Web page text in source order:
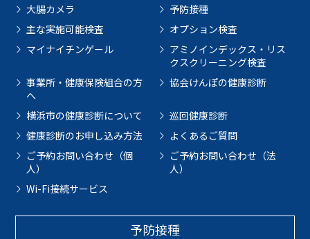
大腸カメラ
予防接種
主な実施可能検査
オプション検査
マイナイチンゲール
アミノインデックス・リス
クスクリーニング検査
事業所・健康保険組合の方
へ
協会けんぽの健康診断
横浜市の健康診断について
巡回健康診断
健康診断のお申し込み方法
よくあるご質問
ご予約お問い合わせ（個
人）
ご予約お問い合わせ（法
人）
Wi-Fi接続サービス
予防接種